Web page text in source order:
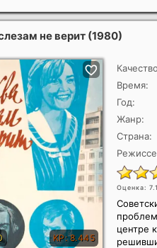
не верит (1980)
Время:
Год:
Жанр:
Страна:
Оценка:
центре